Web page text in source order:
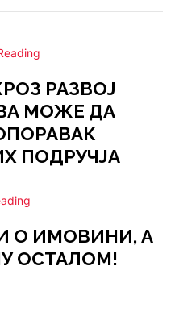
РАЗВОЈ
МОЖЕ ДА
ПОДРУЧЈА
О ИМОВИНИ, А
ОСТАЛОМ!